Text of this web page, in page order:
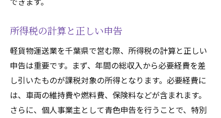
所得税の計算と正しい申告
軽貨物運送業を千葉県で営む際、所得税の計算と正しい
申告は重要です。まず、年間の総収入から必要経費を差
し引いたものが課税対象の所得となります。必要経費に
は、車両の維持費や燃料費、保険料などが含まれます。
さらに、個人事業主として青色申告を行うことで、特別